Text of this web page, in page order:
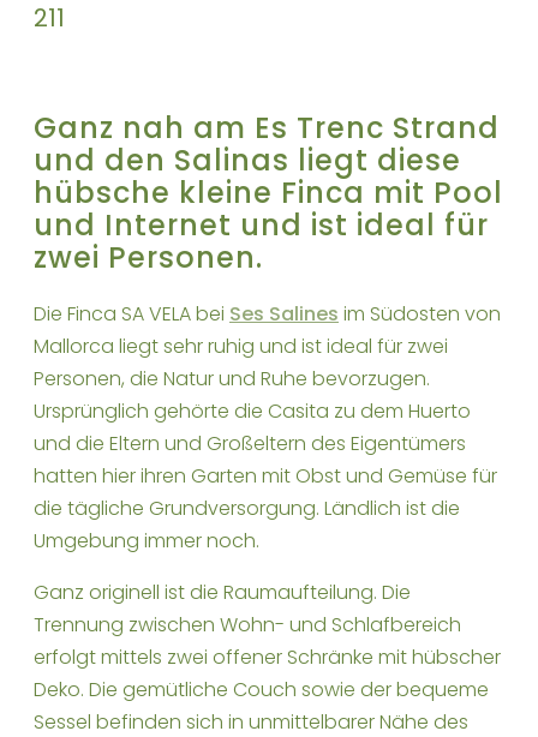
211
Ganz nah am Es Trenc Strand
und den Salinas liegt diese
hübsche kleine Finca mit Pool
und Internet und ist ideal für
zwei Personen.
Die Finca SA VELA bei Ses Salines im Südosten von
Mallorca liegt sehr ruhig und ist ideal für zwei
Personen, die Natur und Ruhe bevorzugen.
Ursprünglich gehörte die Casita zu dem Huerto
und die Eltern und Großeltern des Eigentümers
hatten hier ihren Garten mit Obst und Gemüse für
die tägliche Grundversorgung. Ländlich ist die
Umgebung immer noch.
Ganz originell ist die Raumaufteilung. Die
Trennung zwischen Wohn- und Schlafbereich
erfolgt mittels zwei offener Schränke mit hübscher
Deko. Die gemütliche Couch sowie der bequeme
Sessel befinden sich in unmittelbarer Nähe des